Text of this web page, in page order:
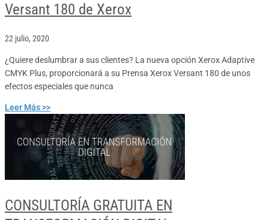
Versant 180 de Xerox
22 julio, 2020
¿Quiere deslumbrar a sus clientes? La nueva opción Xerox Adaptive
CMYK Plus, proporcionará a su Prensa Xerox Versant 180 de unos
efectos especiales que nunca
Leer Más >>
CONSULTORÍA GRATUITA EN